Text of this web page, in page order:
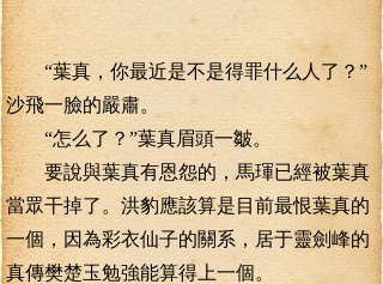
“葉真，你最近是不是得罪什么人了？”
沙飛一臉的嚴肅。
“怎么了？”葉真眉頭一皺。
要說與葉真有恩怨的，馬琿已經被葉真
當眾干掉了。洪豹應該算是目前最恨葉真的
一個，因為彩衣仙子的關系，居于靈劍峰的
真傳樊楚玉勉強能算得上一個。